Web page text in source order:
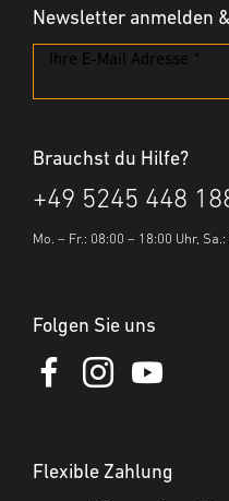
Leuchten mit
Pollerleuchten
Newsletter anmelden
Ihre E-Mail Adresse
Brauchst du Hilfe?
+49 5245 448
Mo. – Fr.: 08:00 – 18:00 Uhr,
Folgen Sie uns
Flexible Zahlung